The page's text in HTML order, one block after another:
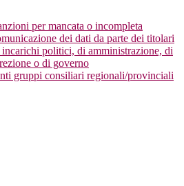
per mancata o incompleta
dei dati da parte dei titolari
politici, di amministrazione, di
o di governo
gruppi consiliari regionali/provinciali